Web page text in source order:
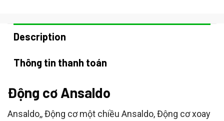
Description
Thông tin thanh toán
Động cơ Ansaldo
Ansaldo,, Động cơ một chiều Ansaldo, Động cơ xoay